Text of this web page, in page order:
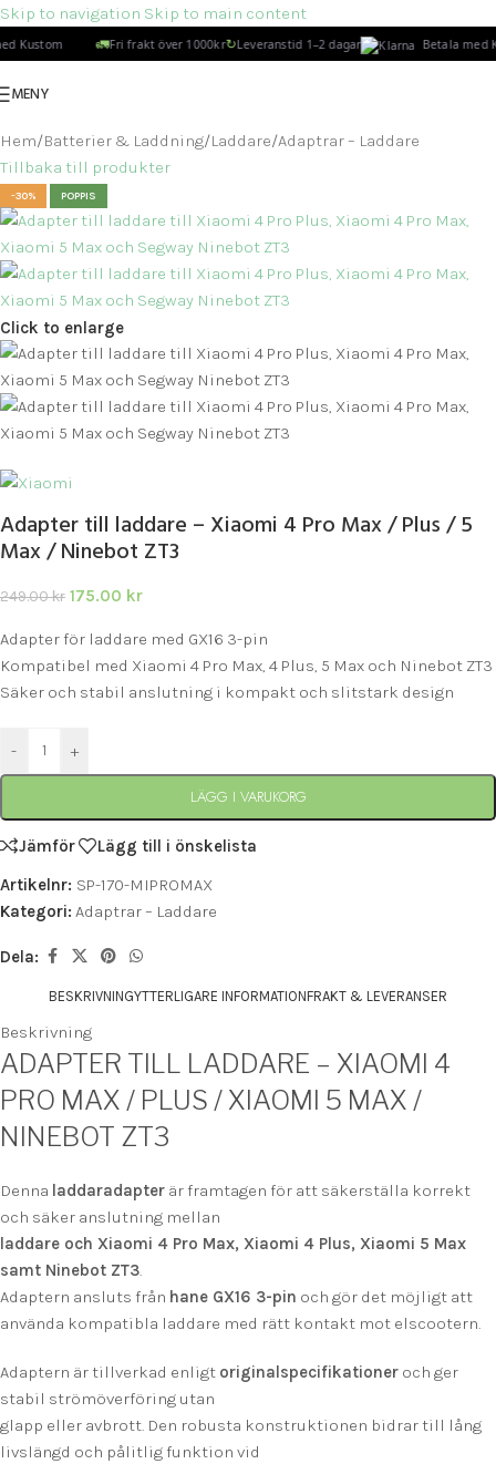
Skip to navigation Skip to main content
Kustom 🚛Fri frakt över 1000kr↻Leveranstid 1–2 dagar Betala med
MENY
Hem/Batterier & Laddning/Laddare/Adaptrar – Laddare
Tillbaka till produkter
-30% POPPIS
Click to enlarge
Adapter till laddare – Xiaomi 4 Pro Max / Plus / 5
Max / Ninebot ZT3
249.00kr 175.00 kr
Adapter för laddare med GX16 3-pin
Kompatibel med Xiaomi 4 Pro Max, 4 Plus, 5 Max och Ninebot ZT3
Säker och stabil anslutning i kompakt och slitstark design
- +
LÄGG I VARUKORG
Jämför
Lägg till i önskelista
Artikelnr: SP-170-MIPROMAX
Kategori: Adaptrar – Laddare
Dela:
BESKRIVNINGYTTERLIGARE INFORMATIONFRAKT & LEVERANSER
Beskrivning
ADAPTER TILL LADDARE – XIAOMI 4
PRO MAX / PLUS / XIAOMI 5 MAX /
NINEBOT ZT3
Denna laddaradapter är framtagen för att säkerställa korrekt
och säker anslutning mellan
laddare och Xiaomi 4 Pro Max, Xiaomi 4 Plus, Xiaomi 5 Max
samt Ninebot ZT3.
Adaptern ansluts från hane GX16 3-pin och gör det möjligt att
använda kompatibla laddare med rätt kontakt mot elscootern.
Adaptern är tillverkad enligt originalspecifikationer och ger
stabil strömöverföring utan
glapp eller avbrott. Den robusta konstruktionen bidrar till lång
livslängd och pålitlig funktion vid